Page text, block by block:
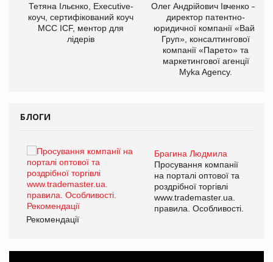
Тетяна Ільєнко, Executive-
коуч, сертифікований коуч
МСС ICF, ментор для
лідерів
Олег Андрійович Івченко —
директор патентно-
юридичної компанії «Вайз
Груп», консалтингової
компанії «Парето» та
маркетингової агенції
Myka Agency.
БЛОГИ
Брагина Людмила
Просування компанії
на порталі оптової та
роздрібної торгівлі
www.trademaster.ua.
правила. Особливості.
Рекомендації